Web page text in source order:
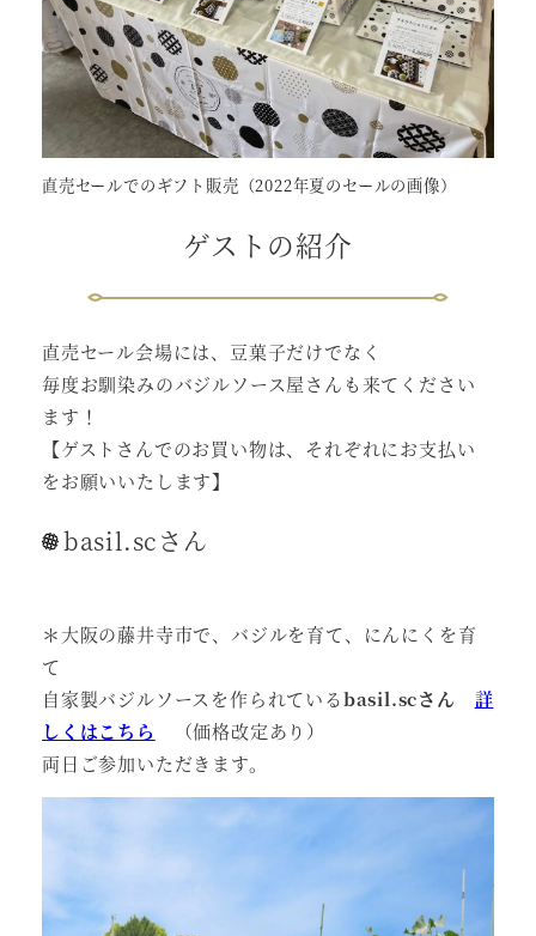
直売セールでのギフト販売（2022年夏のセールの画像）
ゲストの紹介
直売セール会場には、豆菓子だけでなく
毎度お馴染みのバジルソース屋さんも来てください
ます！
【ゲストさんでのお買い物は、それぞれにお支払い
をお願いいたします】
basil.scさん
＊大阪の藤井寺市で、バジルを育て、にんにくを育
て
自家製バジルソースを作られているbasil.scさん 詳
しくはこちら
（価格改定あり）
両日ご参加いただきます。